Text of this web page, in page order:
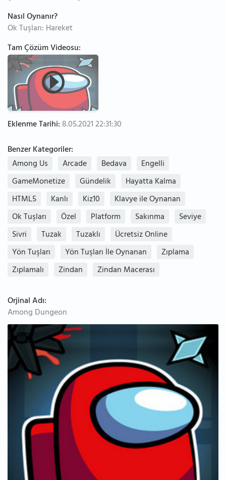
Nasıl Oynanır?
Ok Tuşları: Hareket
Tam Çözüm Videosu:
Eklenme Tarihi: 8.05.2021 22:31:30
Benzer Kategoriler:
Among Us
Arcade Bedava
Engelli
GameMonetize
Gündelik
Hayatta Kalma
HTML5
Kanlı Kiz10
Klavye ile Oynanan
Ok Tuşları
Özel Platform Sakınma
Seviye
Sivri
Tuzak Tuzaklı
Ücretsiz Online
Yön Tuşları
Yön Tuşları İle Oynanan
Zıplama
Zıplamalı
Zindan Zindan Macerası
Orjinal Adı:
Among Dungeon